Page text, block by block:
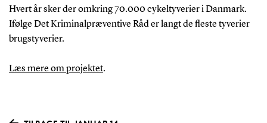
Hvert år sker der omkring 70.000 cykeltyverier i Danmark.
Ifølge Det Kriminalpræventive Råd er langt de fleste tyverier
brugstyverier.
Læs mere om projektet.